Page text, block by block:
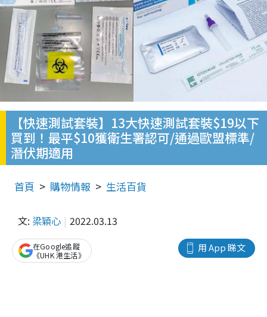
【快速測試套裝】13大快速測試套裝$19以下
買到！最平$10獲衛生署認可/通過歐盟標準/
潛伏期適用
首頁 購物情報 生活百貨
文: 梁穎心 2022.03.13
用 App 睇文
在Google追蹤
《UHK 港生活》